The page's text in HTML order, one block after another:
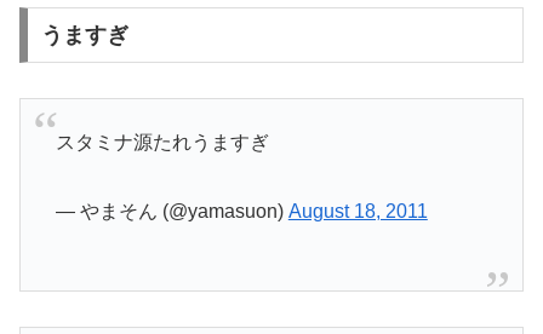
うますぎ
スタミナ源たれうますぎ
— やまそん (@yamasuon) August 18, 2011